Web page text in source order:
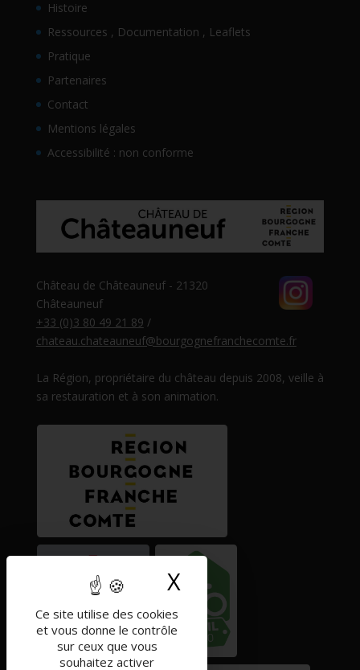
Ce site utilise des cookies
et vous donne le contrôle
sur ceux que vous
souhaitez activer
X Masquer le
Histoire
Ressources , Documentation , Leaflets
Pratique
Partenaires
Contact
Mentions légales
Accessibilité : non conforme
Château de Châteauneuf - 21320
Châteauneuf
+33 (0)3 80 49 21 89 /
chateau.chateauneuf@bourgognefranchecomte.fr
La Région, propriétaire du château depuis 2008, veille à
sa restauration et à son animation.